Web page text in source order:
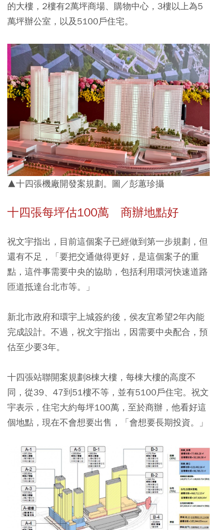
的大樓，2樓有2萬坪商場、購物中心，3樓以上為5
萬坪辦公室，以及5100戶住宅。
▲十四張機廠開發案規劃。圖／彭蕙珍攝
十四張每坪估100萬 商辦地點好
祝文宇指出，目前這個案子已經做到第一步規劃，但
還有不足，「要把交通做得更好，是這個案子的重
點，這件事需要中央的協助，包括利用環河快速道路
匝道抵達台北市等。」
新北市政府和環宇上城簽約後，侯友宜希望2年內能
完成設計。不過，祝文宇指出，因需要中央配合，預
估至少要3年。
十四張站聯開案規劃8棟大樓，每棟大樓的高度不
同，從39、47到51樓不等，並有5100戶住宅。祝文
宇表示，住宅大約每坪100萬，至於商辦，他看好這
個地點，現在不會想要出售，「會想要長期投資。」